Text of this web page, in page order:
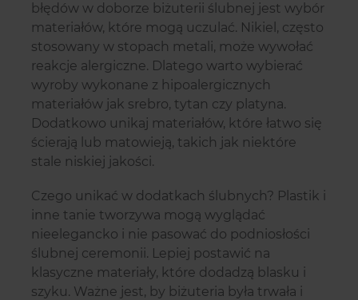
błędów w doborze biżuterii ślubnej jest wybór
materiałów, które mogą uczulać. Nikiel, często
stosowany w stopach metali, może wywołać
reakcje alergiczne. Dlatego warto wybierać
wyroby wykonane z hipoalergicznych
materiałów jak srebro, tytan czy platyna.
Dodatkowo unikaj materiałów, które łatwo się
ścierają lub matowieją, takich jak niektóre
stale niskiej jakości.
Czego unikać w dodatkach ślubnych? Plastik i
inne tanie tworzywa mogą wyglądać
nieelegancko i nie pasować do podniosłości
ślubnej ceremonii. Lepiej postawić na
klasyczne materiały, które dodadzą blasku i
szyku. Ważne jest, by biżuteria była trwała i